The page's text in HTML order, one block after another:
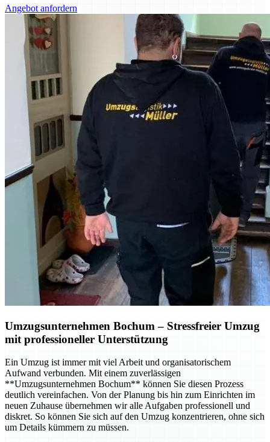
Angebot anfordern
Umzugsunternehmen Bochum – Stressfreier Umzug
mit professioneller Unterstützung
Ein Umzug ist immer mit viel Arbeit und organisatorischem
Aufwand verbunden. Mit einem zuverlässigen
**Umzugsunternehmen Bochum** können Sie diesen Prozess
deutlich vereinfachen. Von der Planung bis hin zum Einrichten im
neuen Zuhause übernehmen wir alle Aufgaben professionell und
diskret. So können Sie sich auf den Umzug konzentrieren, ohne sich
um Details kümmern zu müssen.